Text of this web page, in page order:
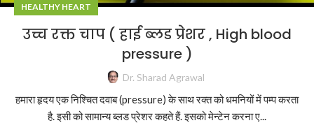
HEALTHY HEART
उच्च रक्त चाप ( हाई ब्लड प्रेशर , High blood
pressure )
Dr. Sharad Agrawal
हमारा हृदय एक निश्चित दवाब (pressure) के साथ रक्त को धमनियों में पम्प करता
है. इसी को सामान्य ब्लड प्रेशर कहते हैं. इसको मेन्टेन करना ए...